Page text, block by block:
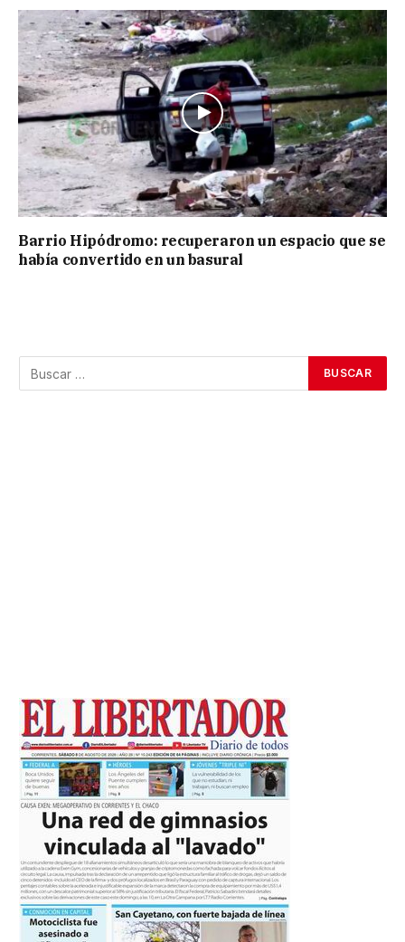
Barrio Hipódromo: recuperaron un espacio que se
había convertido en un basural